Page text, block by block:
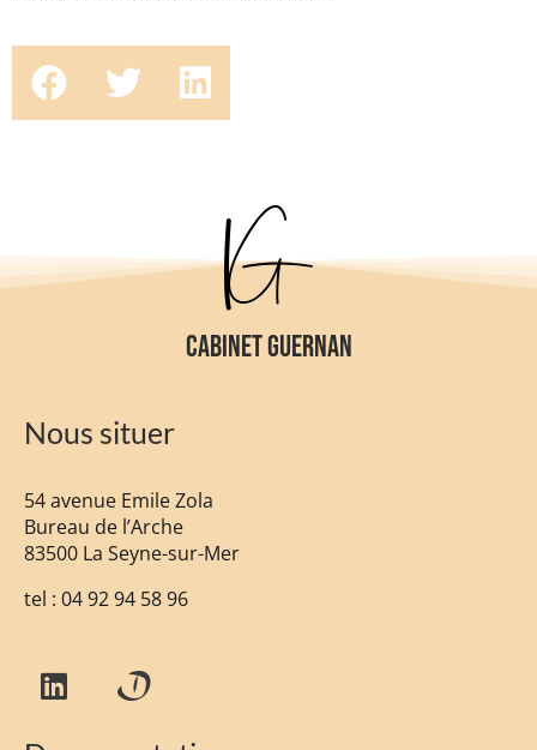
CABINET GUERNAN
Nous situer
54 avenue Emile Zola
Bureau de l’Arche
83500 La Seyne-sur-Mer
tel : 04 92 94 58 96